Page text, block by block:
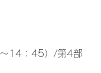
14：45）/第4部